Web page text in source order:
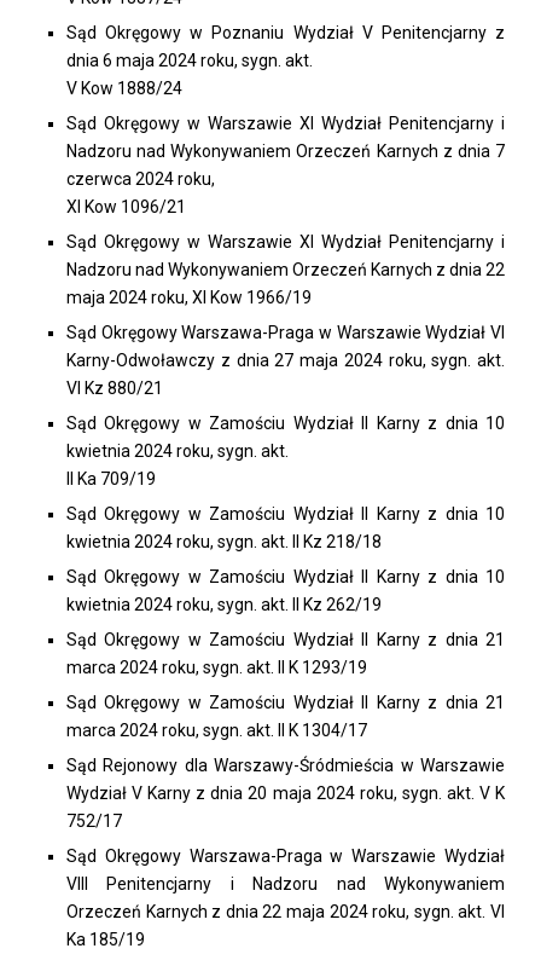
Sąd Okręgowy w Poznaniu Wydział V Penitencjarny z
dnia 6 maja 2024 roku, sygn. akt.
V Kow 1888/24
Sąd Okręgowy w Warszawie XI Wydział Penitencjarny i
Nadzoru nad Wykonywaniem Orzeczeń Karnych z dnia 7
czerwca 2024 roku,
XI Kow 1096/21
Sąd Okręgowy w Warszawie XI Wydział Penitencjarny i
Nadzoru nad Wykonywaniem Orzeczeń Karnych z dnia 22
maja 2024 roku, XI Kow 1966/19
Sąd Okręgowy Warszawa-Praga w Warszawie Wydział VI
Karny-Odwoławczy z dnia 27 maja 2024 roku, sygn. akt.
VI Kz 880/21
Sąd Okręgowy w Zamościu Wydział II Karny z dnia 10
kwietnia 2024 roku, sygn. akt.
II Ka 709/19
Sąd Okręgowy w Zamościu Wydział II Karny z dnia 10
kwietnia 2024 roku, sygn. akt. II Kz 218/18
Sąd Okręgowy w Zamościu Wydział II Karny z dnia 10
kwietnia 2024 roku, sygn. akt. II Kz 262/19
Sąd Okręgowy w Zamościu Wydział II Karny z dnia 21
marca 2024 roku, sygn. akt. II K 1293/19
Sąd Okręgowy w Zamościu Wydział II Karny z dnia 21
marca 2024 roku, sygn. akt. II K 1304/17
Sąd Rejonowy dla Warszawy-Śródmieścia w Warszawie
Wydział V Karny z dnia 20 maja 2024 roku, sygn. akt. V K
752/17
Sąd Okręgowy Warszawa-Praga w Warszawie Wydział
VIII Penitencjarny i Nadzoru nad Wykonywaniem
Orzeczeń Karnych z dnia 22 maja 2024 roku, sygn. akt. VI
Ka 185/19